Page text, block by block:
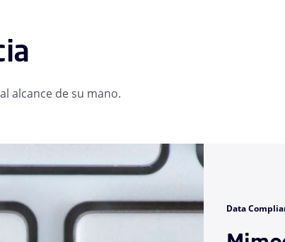
alcance de su mano.
Data